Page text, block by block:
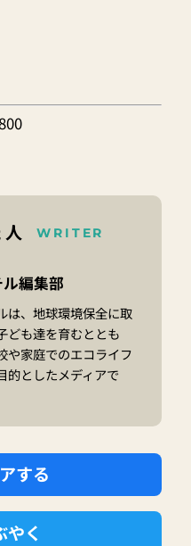
WRITER
編集部
は、地球環境保全に取
ども達を育むととも
や家庭でのエコライフ
的としたメディアで
する
やく